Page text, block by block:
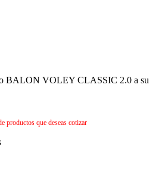
BALON VOLEY CLASSIC 2.0 a su
productos que deseas cotizar